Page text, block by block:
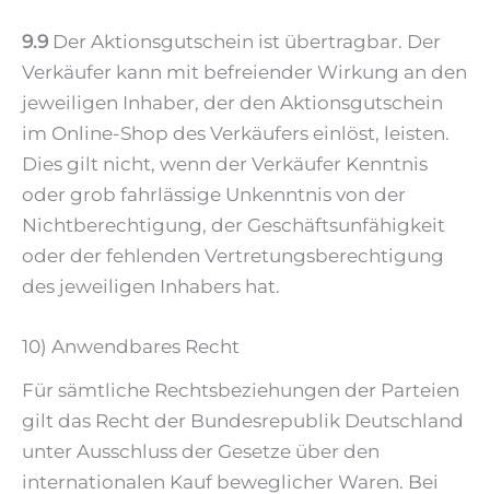
9.9 Der Aktionsgutschein ist übertragbar. Der
Verkäufer kann mit befreiender Wirkung an den
jeweiligen Inhaber, der den Aktionsgutschein
im Online-Shop des Verkäufers einlöst, leisten.
Dies gilt nicht, wenn der Verkäufer Kenntnis
oder grob fahrlässige Unkenntnis von der
Nichtberechtigung, der Geschäftsunfähigkeit
oder der fehlenden Vertretungsberechtigung
des jeweiligen Inhabers hat.
10) Anwendbares Recht
Für sämtliche Rechtsbeziehungen der Parteien
gilt das Recht der Bundesrepublik Deutschland
unter Ausschluss der Gesetze über den
internationalen Kauf beweglicher Waren. Bei